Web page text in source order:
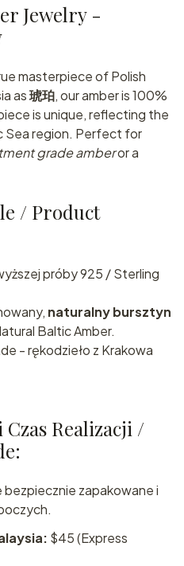
Jewelry -
masterpiece of Polish
as琥珀, our amber is 100%
is unique, reflecting the
Sea region. Perfect for
grade amberor a
/ Product
próby 925 / Sterling
naturalny bursztyn
Baltic Amber.
- rękodzieło z Krakowa
Realizacji /
zapakowane i
$45 (Express